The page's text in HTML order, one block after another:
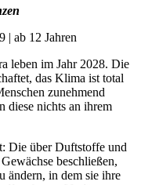
| ab 12 Jahren
leben im Jahr 2028. Die
das Klima ist total
zunehmend
diese nichts an ihrem
Die über Duftstoffe und
beschließen,
ändern, in dem sie ihre